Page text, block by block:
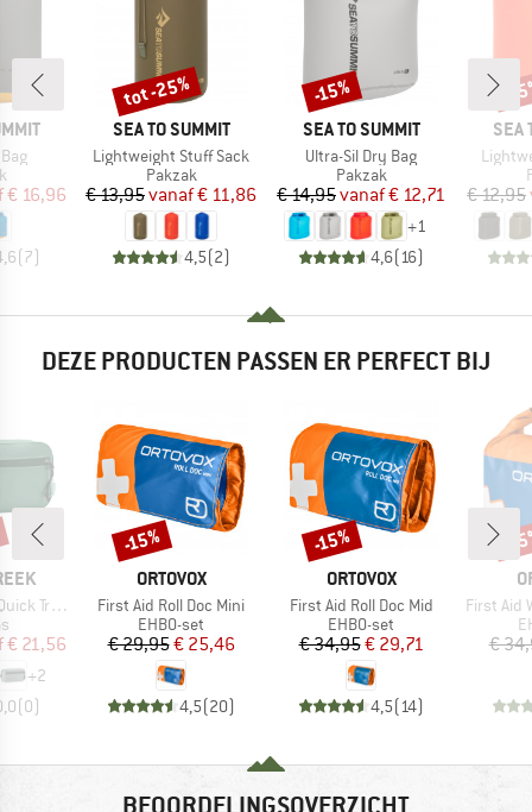
prijs
€ 16,96
(7)
MERK
SEA TO SUMMIT
Artikel
Lightweight Stuff Sack
Productgroep
Pakzak
Prijs
€ 13,95 Verlaagde prijs
vanaf€ 11,86
4,5(2)
Korting
tot -25%
MERK
SEA TO SUMMIT
Artikel
Ultra-Sil Dry Bag
Productgroep
Pakzak
Prijs
€ 14,95 Verlaagde prijs
vanaf€ 12,71
+1
4,6( 16)
Korting
-15%
SEA
Artikel
€ 12,95
-
DEZE PRODUCTEN PASSEN ER PERFECT BIJ
Trip XS
prijs
€ 21,56
+2
(0)
MERK
ORTOVOX
Artikel
First Aid Roll Doc Mini
Productgroep
EHBO-set
Prijs
€ 29,95Verlaagde prijs
€ 25,46
4,5(20)
Korting
-15%
MERK
ORTOVOX
Artikel
First Aid Roll Doc Mid
Productgroep
EHBO-set
Prijs
€ 34,95Verlaagde prijs
€ 29,71
4,5(14)
Korting
-15%
Artikel
First Aid
€
-
BEOORDELINGSOVERZICHT